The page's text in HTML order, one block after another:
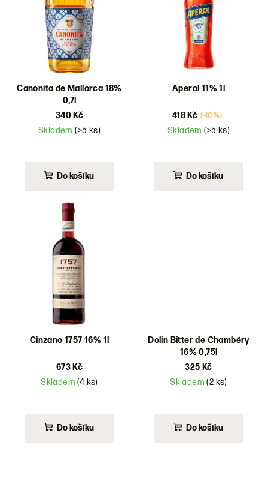
Canonita de Mallorca 18%
0,7l
340 Kč
Skladem(>5 ks)
Do košíku
Aperol 11% 1l
418 Kč (–10 %)
Skladem(>5 ks)
Do košíku
Cinzano 1757 16% 1l
673 Kč
Skladem(4 ks)
Do košíku
Dolin Bitter de Chambéry
16% 0,75l
325 Kč
Skladem(2 ks)
Do košíku